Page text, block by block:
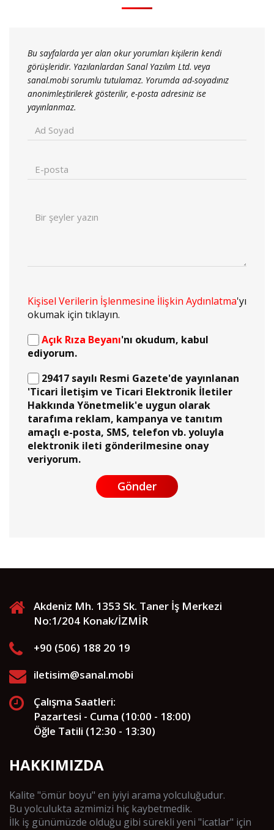
Bu sayfalarda yer alan okur yorumları kişilerin kendi
görüşleridir. Yazılanlardan Sanal Yazılım Ltd. veya
sanal.mobi sorumlu tutulamaz. Yorumda ad-soyadınız
anonimleştirilerek gösterilir, e-posta adresiniz ise
yayınlanmaz.
Kişisel Verilerin İşlenmesine İlişkin Aydınlatma'yı
okumak için tıklayın.
Açık Rıza Beyanı'nı okudum, kabul
ediyorum.
29417 sayılı Resmi Gazete'de yayınlanan
'Ticari İletişim ve Ticari Elektronik İletiler
Hakkında Yönetmelik'e uygun olarak
tarafıma reklam, kampanya ve tanıtım
amaçlı e-posta, SMS, telefon vb. yoluyla
elektronik ileti gönderilmesine onay
veriyorum.
Gönder
Akdeniz Mh. 1353 Sk. Taner İş Merkezi
No:1/204 Konak/İZMİR
+90 (506) 188 20 19
iletisim@sanal.mobi
Çalışma Saatleri:
Pazartesi - Cuma (10:00 - 18:00)
Öğle Tatili (12:30 - 13:30)
HAKKIMIZDA
Kalite "ömür boyu" en iyiyi arama yolculuğudur.
Bu yolculukta azmimizi hiç kaybetmedik.
İlk iş günümüzde olduğu gibi sürekli yeni "icatlar" için